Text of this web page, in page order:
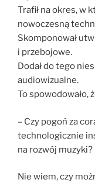
Trafił na okres, w
nowoczesną
Skomponował
i przebojowe.
Dodał do tego
audiowizualne.
To spowodowało,
– Czy pogoń za
technologicznie
na rozwój muzyki?
Nie wiem, czy